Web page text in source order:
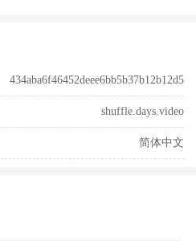
434aba6f46452deee6bb5b37b12b12d5
shuffle.days.video
简体中文